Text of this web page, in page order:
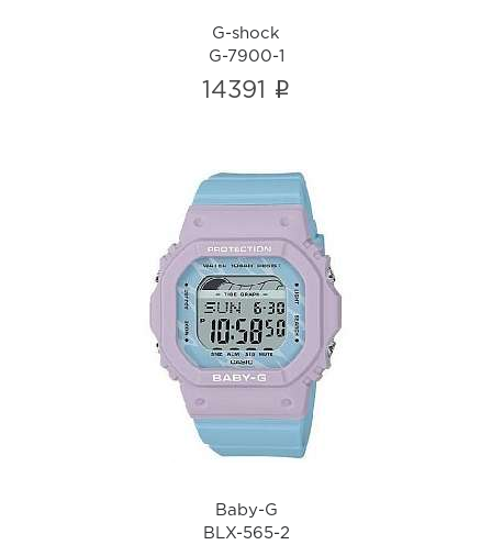
G-shock
G-7900-1
14391 i
Baby-G
BLX-565-2
i
Baby-G
BLX-565-2